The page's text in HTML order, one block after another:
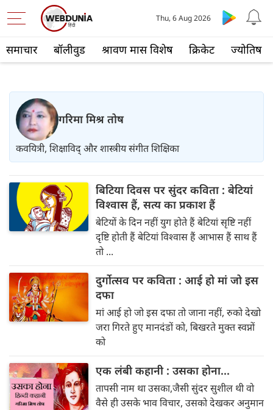
समाचार बॉलीवुड श्रावण मास विशेष क्रिकेट ज्योतिष
Thu, 6 Aug 2026
गरिमा मिश्र तोष
कवयित्री, शिक्षाविद् और शास्त्रीय संगीत शिक्षिका
बिटिया दिवस पर सुंदर कविता : बेटियां
विश्वास हैं, सत्य का प्रकाश हैं
बेटियों के दिन नहीं युग होते हैं बेटियां सृष्टि नहीं
दृष्टि होती हैं बेटियां विश्वास हैं आभास हैं साथ हैं
तो ...
दुर्गोत्सव पर कविता : आई हो मां जो इस
दफा
मां आई हो जो इस दफा तो जाना नहीं, रुको देखो
जरा गिरते हुए मानदंडों को, बिखरते मुक्त स्वप्नों
को
एक लंबी कहानी : उसका होना...
तापसी नाम था उसका,जैसी सुंदर सुशील थी वो
वैसे ही उसके भाव विचार, उसको देखकर अनुमान